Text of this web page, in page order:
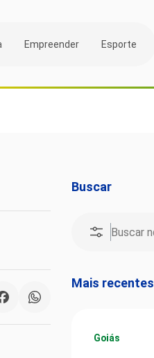
Empreender Esporte
Buscar
Mais recentes
Goiás